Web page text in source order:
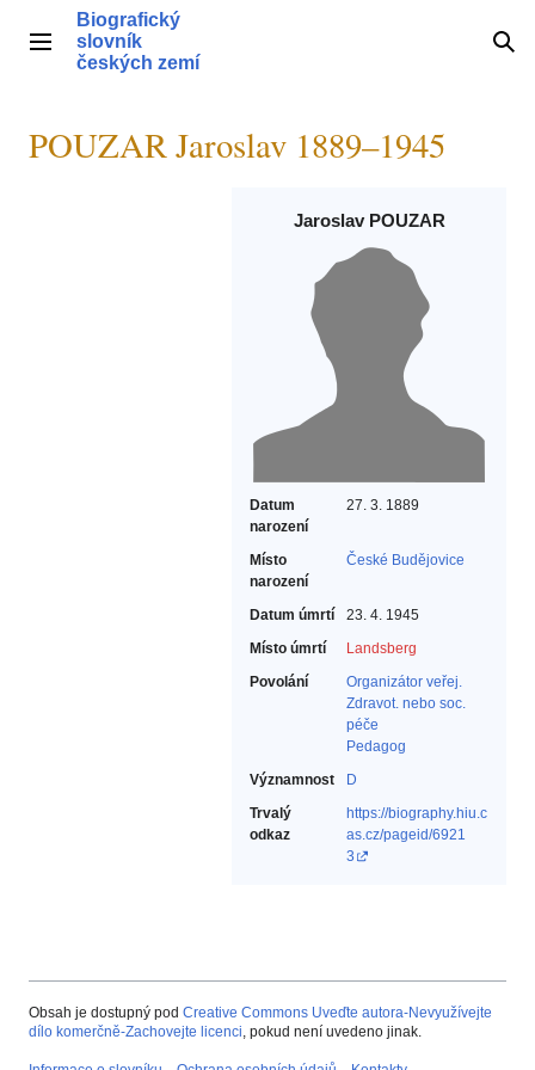
obsahHlavní menu
Biografický
slovník
českých zemí
POUZAR Jaroslav 1889–1945
Jaroslav POUZAR
Datum
narození
27. 3. 1889
Místo
narození
České Budějovice
Datum úmrtí
23. 4. 1945
Místo úmrtí
Landsberg
Povolání
Organizátor veřej.
Zdravot. nebo soc.
péče‎
Pedagog‎
Významnost
D
Trvalý
odkaz
https://biography.hiu.c
as.cz/pageid/6921
3
Obsah je dostupný pod Creative Commons Uveďte autora-Nevyužívejte
dílo komerčně-Zachovejte licenci, pokud není uvedeno jinak.